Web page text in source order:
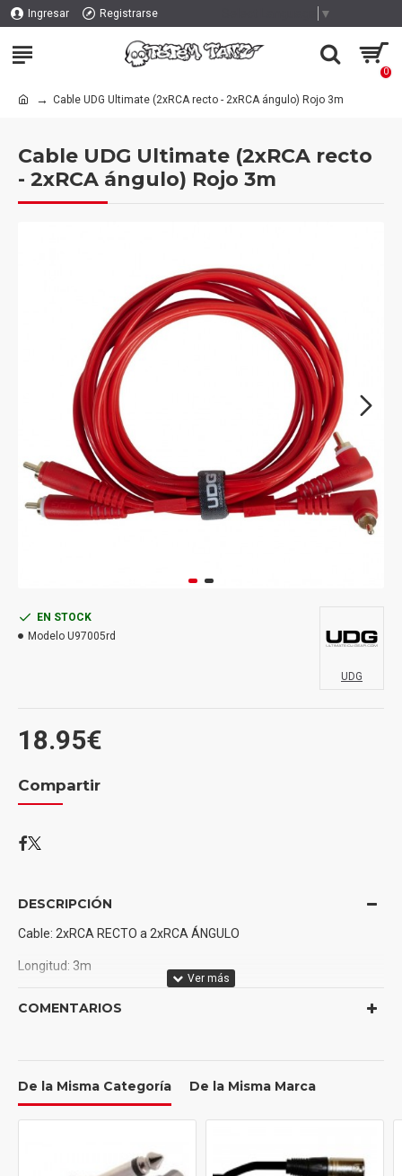
Ingresar Registrarse ▼
0
Cable UDG Ultimate (2xRCA recto - 2xRCA ángulo) Rojo 3m
Cable UDG Ultimate (2xRCA recto
- 2xRCA ángulo) Rojo 3m
18.95€
EN STOCK
Modelo U97005rd
UDG
Compartir
DESCRIPCIÓN
Cable: 2xRCA RECTO a 2xRCA ÁNGULO
Longitud: 3m
Con dos protectores contra tirones: ajuste la separación del
cable para satisfacer sus necesidades
COMENTARIOS
De la Misma Categoría De la Misma Marca